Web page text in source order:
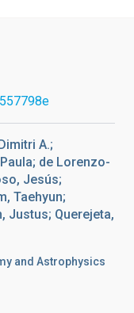
A.;
de Lorenzo-
Jesús;
Taehyun;
Justus; Querejeta,
and Astrophysics